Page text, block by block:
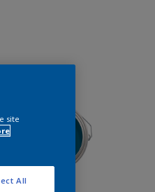
site
All